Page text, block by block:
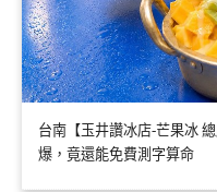
台南【玉井讚冰店-芒果冰
爆，竟還能免費測字算命